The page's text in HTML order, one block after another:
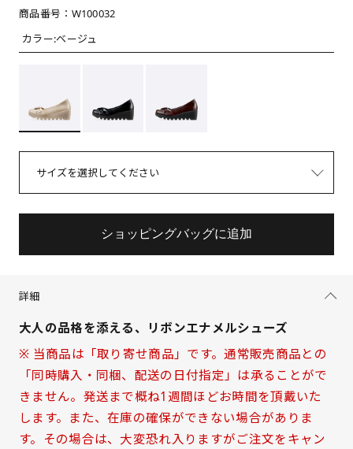
商品番号：W100032
カラー:ベージュ
サイズを選択してください
ショッピングバッグに追加
詳細
大人の品格を添える、リボンエナメルシューズ
※ 当商品は「取り寄せ商品」です。通常販売商品との
「同時購入・同梱、配送の日付指定」は承ることがで
きません。発送まで概ね1週間ほどお時間を頂戴いた
します。また、在庫の確保ができない場合がありま
す。その場合は、大変恐れ入りますがご注文をキャン